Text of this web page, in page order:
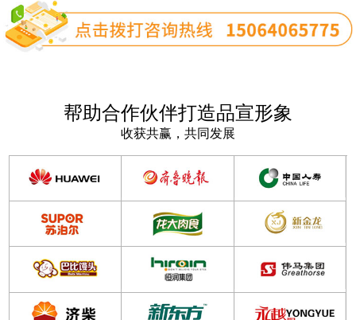
帮助合作伙伴打造品宣形象
收获共赢，共同发展